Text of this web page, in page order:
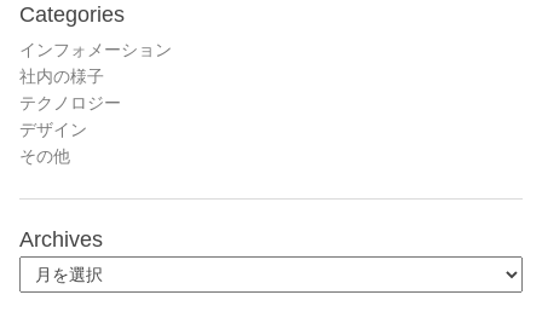
Categories
インフォメーション
社内の様子
テクノロジー
デザイン
その他
Archives